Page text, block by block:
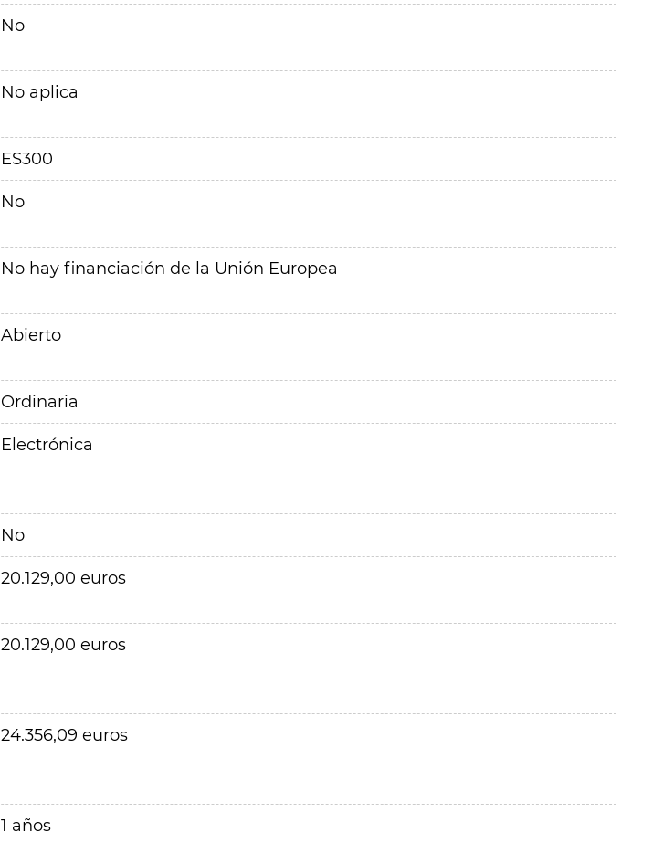
No
No aplica
ES300
No
No hay financiación de la Unión Europea
Abierto
Ordinaria
Electrónica
No
20.129,00 euros
20.129,00 euros
24.356,09 euros
1 años